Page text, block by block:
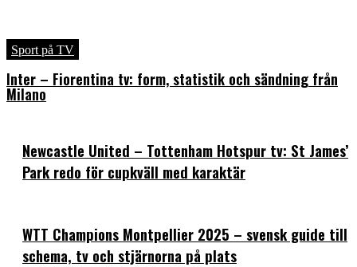
Sport på TV
Inter – Fiorentina tv: form, statistik och sändning från
Milano
Newcastle United – Tottenham Hotspur tv: St James’
Park redo för cupkväll med karaktär
WTT Champions Montpellier 2025 – svensk guide till
schema, tv och stjärnorna på plats